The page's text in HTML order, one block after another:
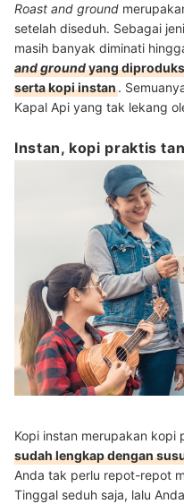
Roast and ground
setelah diseduh. Sebagai
masih banyak diminati
and groundyang
serta kopi instan.
Kapal Api yang tak lekang
Instan, kopi praktis
Kopi instan merupakan kopi
sudah lengkap dengan
Anda tak perlu repot-repot
Tinggal seduh saja, lalu